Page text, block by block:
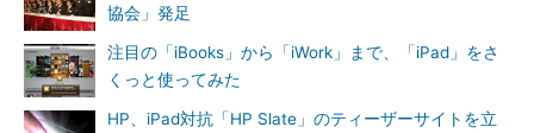
協会」発足
注目の「iBooks」から「iWork」まで、「iPad」をさ
くっと使ってみた
HP、iPad対抗「HP Slate」のティーザーサイトを立